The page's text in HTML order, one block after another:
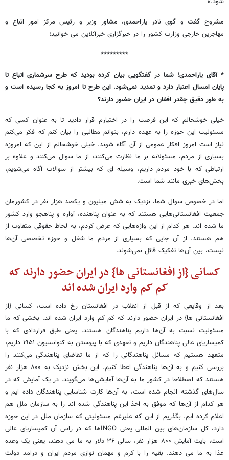
مشروح گفت و گوی نادر یاراحمدی، مشاور وزیر و رئیس مرکز امور اتباع و
مهاجرین خارجی وزارت کشور را در خبرگزاری خبرآنلاین می خوانید؛
*********
* آقای یاراحمدی! شما در گفتگویی بیان کرده بودید که طرح سرشماری اتباع تا
پایان امسال اعتبار دارد و تمدید نمی‌شود. این طرح تا امروز به کجا رسیده است و
به طور دقیق چقدر افغان در ایران حضور دارند؟
خیلی خوشحالم که این فرصت را در اختیارم قرار دادید تا به عنوان کسی که
مسئولیت این حوزه را به عهده دارم، بتوانم مطالبی را بیان کنم که فکر می‌کنم
نیاز است امروز افکار عمومی از آن آگاه شوند. خیلی خوشحالم از این که امروزه
بسیاری از مردم، مسئولانه بر ما نظارت می‌کنند، از ما سوال می‌کنند و علاوه بر
ارتباطی که با خود مردم داریم، وسیله ای که بیشتر از سوالات آگاه می‌شویم،
بخش‌های خبری مانند شما است.
اما در خصوص سوال شما، نزدیک به شش میلیون و یکصد هزار نفر در کشورمان
جمعیت افغانستانی‌هایی هستند که به عنوان پناهنده، آواره و پناهجو وارد کشور
ما شده اند. هر کدام از این واژه‌هایی که عرض کردم، به لحاظ حقوقی متفاوت از
هم هستند. از آن جایی که بسیاری از مردم ما شغل و حوزه تخصصی آن‌ها
نیست، بین آن‌ها تفکیک قائل نمی‌شوند.
کسانی {از افغانستانی ها} در ایران حضور دارند که
کم کم وارد ایران شده اند
بعد از وقایعی که از قبل از انقلاب در افغانستان رخ داده است، کسانی {از
افغانستانی ها} در ایران حضور دارند که کم کم وارد ایران شده اند. بخشی که ما
مسئولیت نسبت به آن‌ها داریم پناهندگان هستند. یعنی طبق قراردادی که با
کمیساریای عالی پناهندگان داریم و تعهدی که با پیوستن به کنوانسیون ۱۹۵۱ داریم،
متعهد هستیم که مسائل پناهندگانی را که از ما تقاضای پناهندگی می‌کنند را
بررسی کنیم و به آن‌ها پناهندگی اعطا کنیم. این بخش نزدیک به ۸۰۰ هزار نفر
هستند که اصطلاحا در کشور ما به آن‌ها آمایشی‌ها می‌گویند. در یک آمایش که در
سال‌های گذشته انجام شده است، به آن‌ها کارت شناسایی پناهندگان داده ایم و
هر کدام از آن‌ها که موفق به اخذ این پناهندگی شده اند را به سازمان ملل هم
اعلام کرده ایم. بگذریم از این که علیرغم مسئولیتی که سازمان ملل در این حوزه
دارد، کل سازمان‌های بین المللی یعنی INGO‌ها که در راس آن کمیساریای عالی
است، بایت آمایش ۸۰۰ هزار نفر، سالی ۳۶ دلار به ما می دهند، یعنی یک وعده
غذا به ما می دهند. بقیه را با کرم و مهمان نوازی مردم ایران و درامد دولت